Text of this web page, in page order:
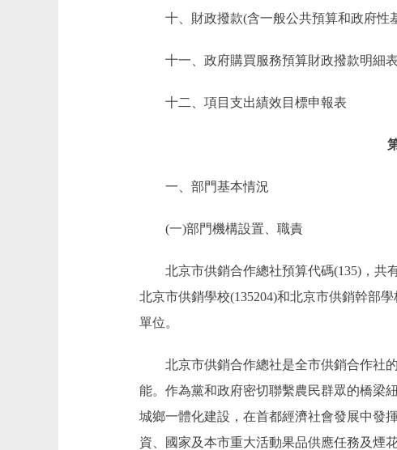
十、財政撥款(含一般公共預算和政府性
十一、政府購買服務預算財政撥款明細表
十二、項目支出績效目標申報表
一、部門基本情況
(一)部門機構設置、職責
北京市供銷合作總社預算代碼(135)，共有
北京市供銷學校(135204)和北京市供銷幹部
單位。
北京市供銷合作總社是全市供銷合作社的
能。作為黨和政府密切聯繫農民群眾的橋梁
城鄉一體化建設，在首都經濟社會發展中發
資、國家及本市重大活動果品供應任務及煙